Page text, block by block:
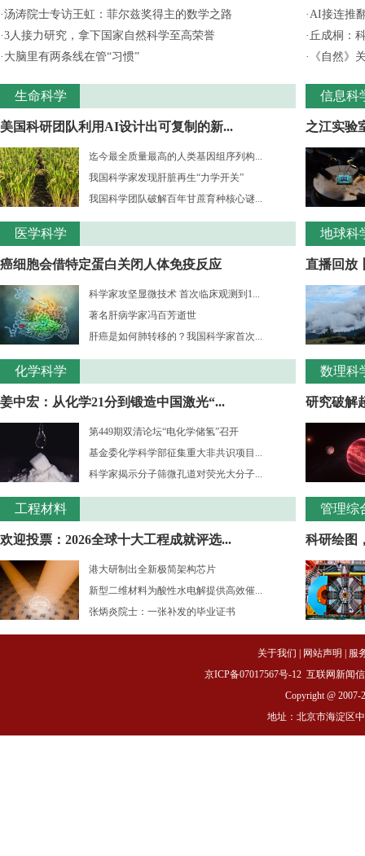
·汤涛院士专访王虹：菲尔兹奖得主的数学之路
·3人接力研究，拿下国家自然科学至高荣誉
· 大脑里有两条线在管“习惯”
生命科学
美国科研团队利用AI设计出可复制的新...
迄今最全质量最高的人类基因组序列构...
我国科学家发现肝脏再生“力学开关”
我国科学团队破解百年甘蔗育种核心谜...
医学科学
癌细胞会借特定蛋白关闭人体免疫反应
科学家攻坚显微技术 首次临床观测到1...
著名肝病学家冯百芳逝世
肝癌是如何肺转移的？我国科学家首次...
化学科学
姜中宏：从化学21分到锻造中国激光“...
第449期双清论坛“电化学储氢”召开
基金委化学科学部征集重大非共识项目...
科学家揭示分子筛微孔道对荧光大分子...
工程材料
欢迎投票：2026全球十大工程成就评选...
港大研制出全新极简架构芯片
新型二维材料为酸性水电解提供高效催...
张炳炎院士：一张补发的毕业证书
·AI接连推
· 丘成桐：
·
《自然》
信息科
之江实验
地球科
直播回放
数理科
研究破解
管理综
科研绘图
关于我们 网站声明
服
京ICP备07017567号-12 互联网新闻
Copyright @ 2007-
地址：北京市海淀区